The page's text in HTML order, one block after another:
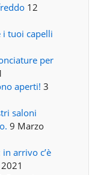
12
i tuoi capelli
per
aperti! 3
saloni
9 Marzo
arrivo c’è